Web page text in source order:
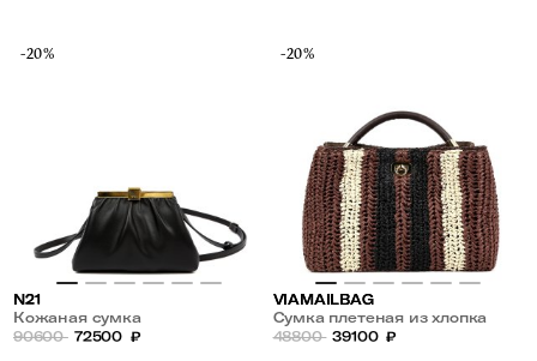
-20%
N21
Кожаная сумка
90600 72500 ₽
-20%
VIAMAILBAG
Сумка плетеная из хлопка
48800 39100 ₽